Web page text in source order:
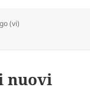
(vi)
nuovi